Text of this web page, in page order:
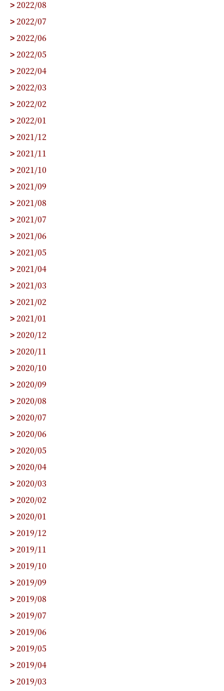
> 2022/08
> 2022/07
> 2022/06
> 2022/05
> 2022/04
> 2022/03
> 2022/02
> 2022/01
> 2021/12
> 2021/11
> 2021/10
> 2021/09
> 2021/08
> 2021/07
> 2021/06
> 2021/05
> 2021/04
> 2021/03
> 2021/02
> 2021/01
> 2020/12
> 2020/11
> 2020/10
> 2020/09
> 2020/08
> 2020/07
> 2020/06
> 2020/05
> 2020/04
> 2020/03
> 2020/02
> 2020/01
> 2019/12
> 2019/11
> 2019/10
> 2019/09
> 2019/08
> 2019/07
> 2019/06
> 2019/05
> 2019/04
> 2019/03